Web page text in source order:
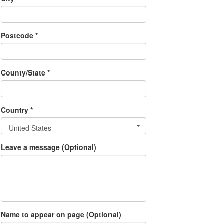
Postcode *
County/State *
Country *
United States
Leave a message (Optional)
Name to appear on page (Optional)